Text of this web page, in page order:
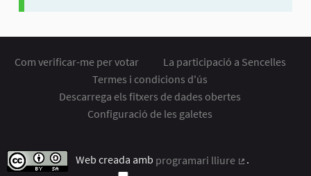
Com verificar-me per votar
La participació a Sencelles
Termes i condicions d'ús
Descarrega els fitxers de dades obertes
Configuració de les galetes
Web creada amb programari lliure
.